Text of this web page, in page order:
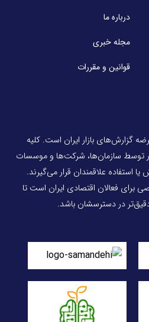
درباره ما
مجله خبری
قوانین و مقررات
گزارش‌های بازار ایران است. کلیه
توسط سازمان‌ها، شرکت‌ها و موسسات
استفاده علاقمندان قرار می‌گیرند.
برای فعالان اقتصادی ایران است تا
دقیق‌تر در دسترسشان باشد.